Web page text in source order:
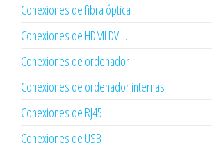
Conexiones de fibra óptica
Conexiones de HDMI DVI...
Conexiones de ordenador
Conexiones de ordenador internas
Conexiones de RJ45
Conexiones de USB